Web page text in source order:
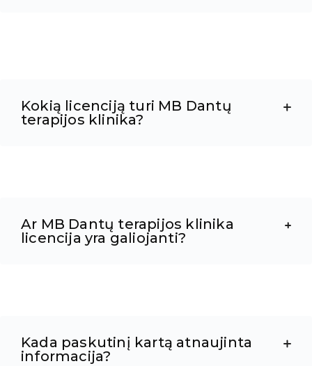
Kokią licenciją turi MB Dantų
terapijos klinika?
Ar MB Dantų terapijos klinika
licencija yra galiojanti?
Kada paskutinį kartą atnaujinta
informacija?